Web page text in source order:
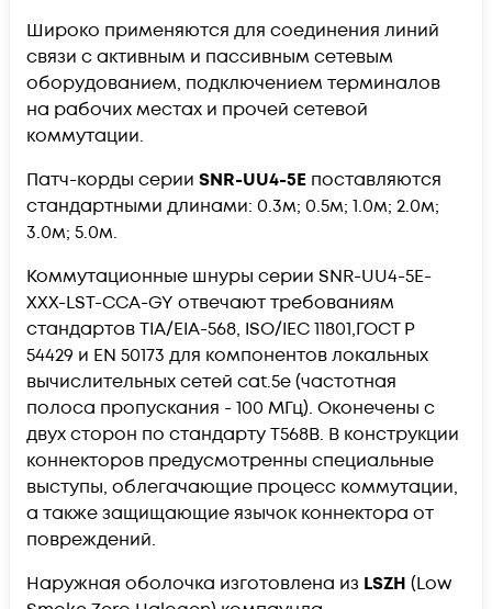
Широко применяются для соединения линий
связи с активным и пассивным сетевым
оборудованием, подключением терминалов
на рабочих местах и прочей сетевой
коммутации.
Патч-корды серии SNR-UU4-5E поставляются
стандартными длинами: 0.3м; 0.5м; 1.0м; 2.0м;
3.0м; 5.0м.
Коммутационные шнуры серии SNR-UU4-5E-
XXX-LST-CCA-GY отвечают требованиям
стандартов TIA/EIA-568, ISO/IEC 11801,ГОСТ Р
54429 и EN 50173 для компонентов локальных
вычислительных сетей cat.5e (частотная
полоса пропускания - 100 МГц). Оконечены с
двух сторон по стандарту T568B. В конструкции
коннекторов предусмотренны специальные
выступы, облегачающие процесс коммутации,
а также защищающие язычок коннектора от
повреждений.
Наружная оболочка изготовлена из LSZH (Low